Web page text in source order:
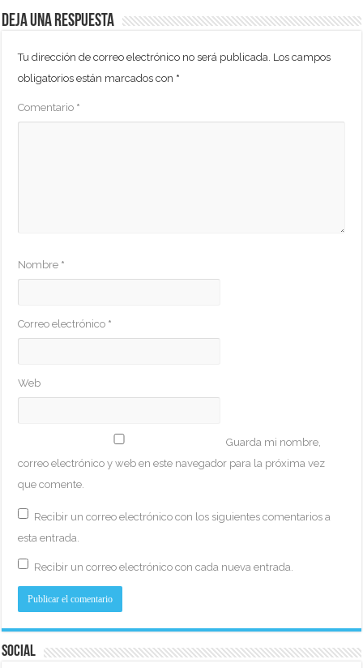
Deja una respuesta
Tu dirección de correo electrónico no será publicada. Los campos
obligatorios están marcados con *
Comentario *
Nombre *
Correo electrónico *
Web
Guarda mi nombre,
correo electrónico y web en este navegador para la próxima vez
que comente.
Recibir un correo electrónico con los siguientes comentarios a
esta entrada.
Recibir un correo electrónico con cada nueva entrada.
Social